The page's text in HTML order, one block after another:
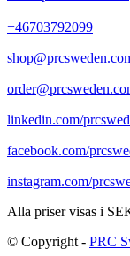
+46703792099
linkedin.com/
facebook.com/
instagram.com/
Alla priser visas i
© Copyright - PRC